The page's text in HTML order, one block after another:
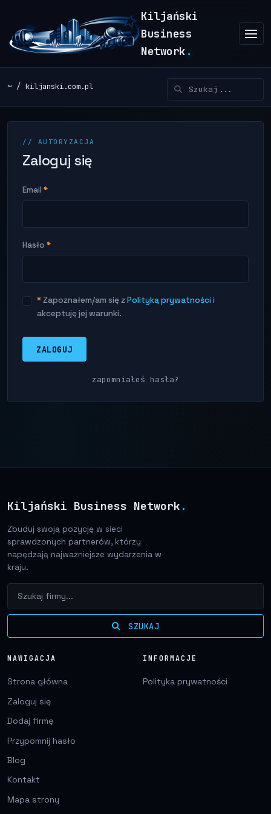
Kiljański
Business
Network .
~ kiljanski.com.pl
// AUTORYZACJA
Zaloguj się
Email *
Hasło *
*Zapoznałem/am się zPolityką prywatności i
akceptuję jej warunki.
ZALOGUJ
zapomniałeś hasła?
Kiljański Business Network .
Zbuduj swoją pozycję w sieci
sprawdzonych partnerów, którzy
napędzają najważniejsze wydarzenia w
kraju.
SZUKAJ
NAWIGACJA
Strona główna
Zaloguj się
Dodaj firmę
Przypomnij hasło
Blog
Kontakt
Mapa strony
INFORMACJE
Polityka prywatności